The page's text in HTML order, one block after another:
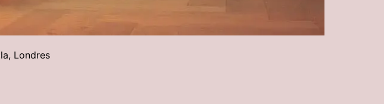
Londres